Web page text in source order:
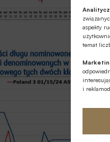
aspekty
temat
i